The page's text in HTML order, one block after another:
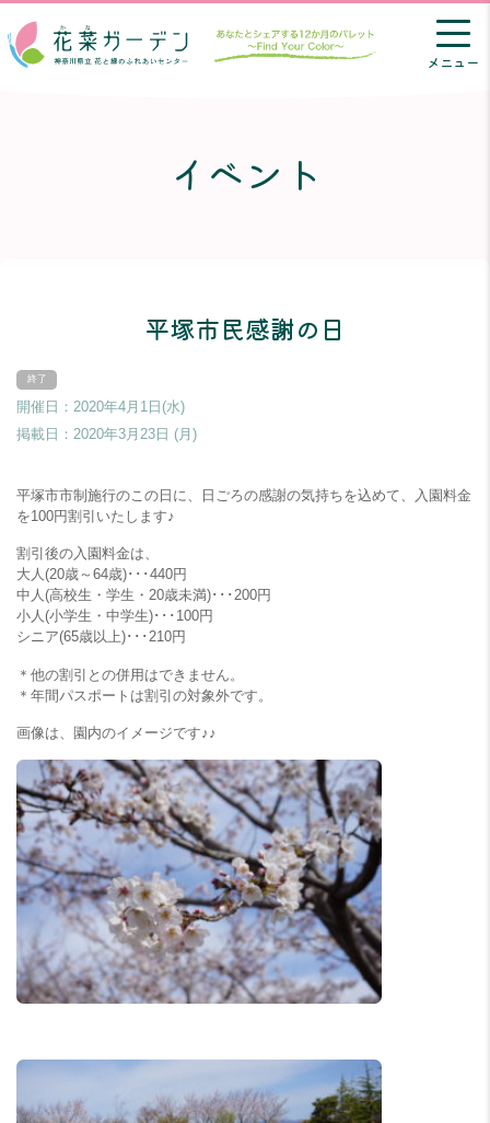
メニュー
イベント
平塚市民感謝の日
開催日：2020年4月1日(水)
掲載日： 2020年3月23日 (月)
平塚市市制施行のこの日に、日ごろの感謝の気持ちを込めて、入園料金
を100円割引いたします♪
割引後の入園料金は、
大人(20歳～64歳)･･･440円
中人(高校生・学生・20歳未満)･･･200円
小人(小学生・中学生)･･･100円
シニア(65歳以上)･･･210円
＊他の割引との併用はできません。
＊年間パスポートは割引の対象外です。
画像は、園内のイメージです♪♪